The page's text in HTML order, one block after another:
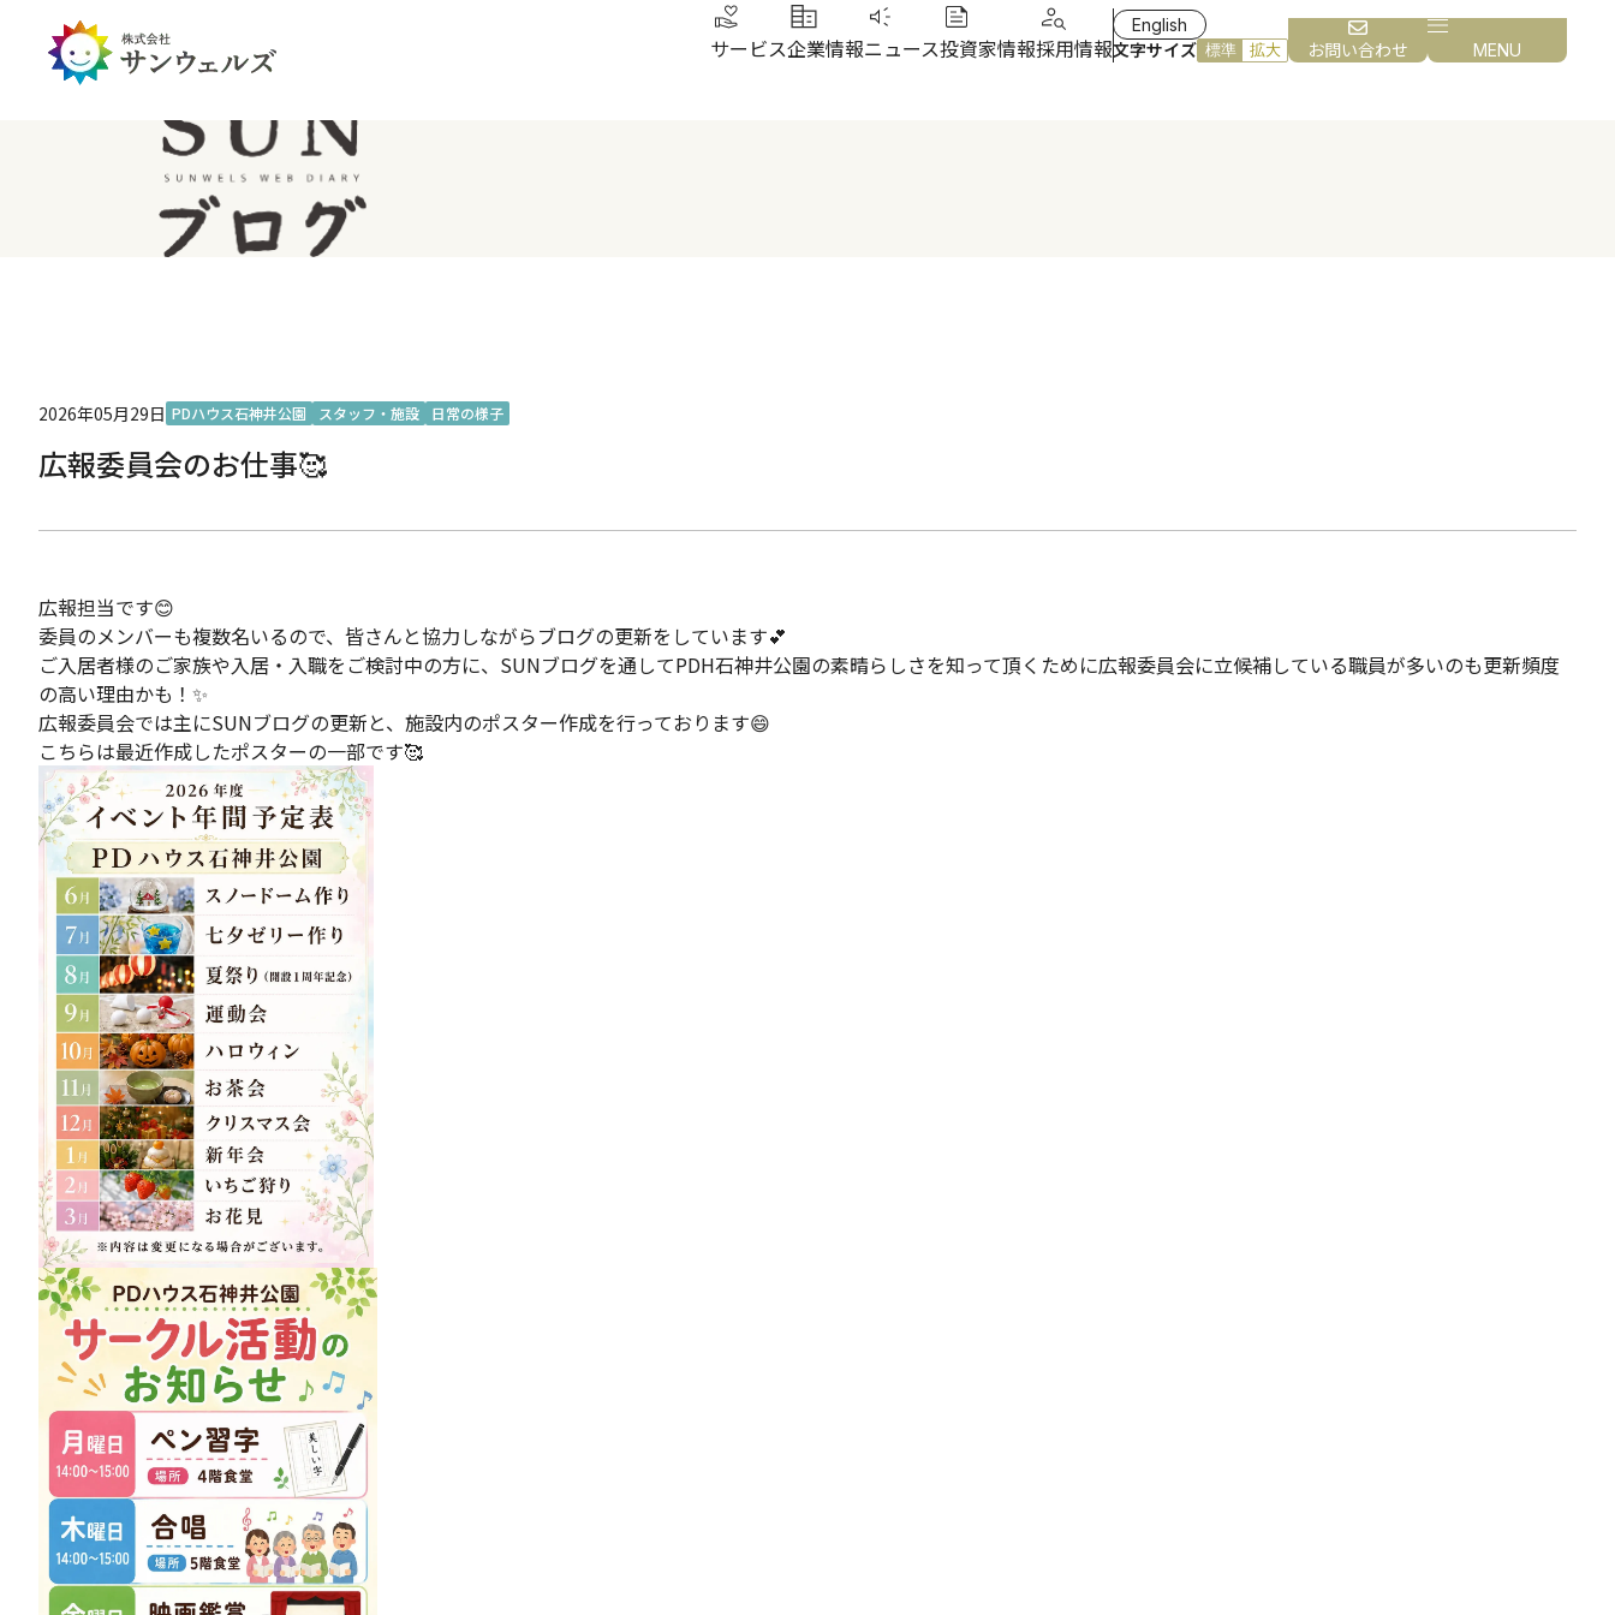
サービス
全国 PDハウス
北陸 介護生活のアイテム
企業情報
企業情報トップ
サステナビリティ
ニュース投資家情報
投資家情報トップ
経営情報
採用情報
English
文字サイズ 標準 拡大 お問い合わせ MENU
2026年05月29日 PDハウス石神井公園 スタッフ・施設 日常の様子
広報委員会のお仕事🥰
広報担当です😊
委員のメンバーも複数名いるので、皆さんと協力しながらブログの更新をしています💕
ご入居者様のご家族や入居・入職をご検討中の方に、SUNブログを通してPDH石神井公園の素晴らしさを知って頂くために広報委員会に立候補している職員が多いのも更新頻度
の高い理由かも！✨
広報委員会では主にSUNブログの更新と、施設内のポスター作成を行っております😄
こちらは最近作成したポスターの一部です🥰